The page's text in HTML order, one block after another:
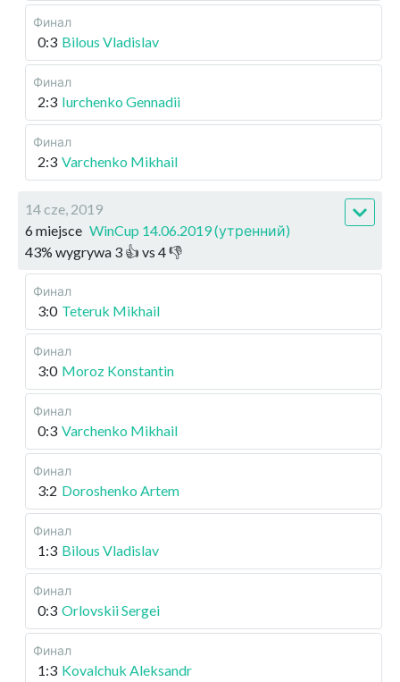
Финал
0:3 Bilous Vladislav
Финал
2:3 Iurchenko Gennadii
Финал
2:3 Varchenko Mikhail
14 cze, 2019
6 miejsce WinCup 14.06.2019 (утренний)
43% wygrywa 3 👍 vs 4👎
Финал
3:0 Teteruk Mikhail
Финал
3:0 Moroz Konstantin
Финал
0:3 Varchenko Mikhail
Финал
3:2 Doroshenko Artem
Финал
1:3 Bilous Vladislav
Финал
0:3 Orlovskii Sergei
Финал
1:3 Kovalchuk Aleksandr